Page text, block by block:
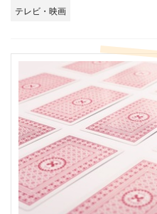
テレビ・映画